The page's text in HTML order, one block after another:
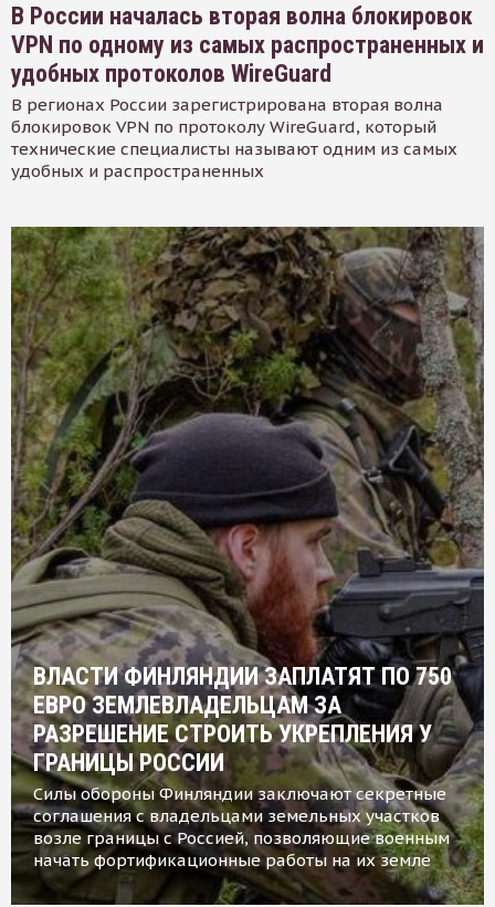
В России началась вторая волна блокировок
VPN по одному из самых распространенных и
удобных протоколов WireGuard
В регионах России зарегистрирована вторая волна
блокировок VPN по протоколу WireGuard, который
технические специалисты называют одним из самых
удобных и распространенных
ВЛАСТИ ФИНЛЯНДИИ ЗАПЛАТЯТ ПО 750
ЕВРО ЗЕМЛЕВЛАДЕЛЬЦАМ ЗА
РАЗРЕШЕНИЕ СТРОИТЬ УКРЕПЛЕНИЯ У
ГРАНИЦЫ РОССИИ
Силы обороны Финляндии заключают секретные
соглашения с владельцами земельных участков
возле границы с Россией, позволяющие военным
начать фортификационные работы на их земле